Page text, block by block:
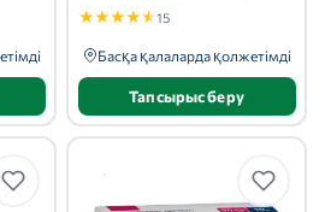
★★★★★15
Басқа қалаларда қолжетімді
Тапсырыс беру